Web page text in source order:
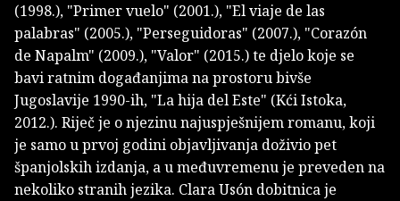
(1998.), "Primer vuelo" (2001.), "El viaje de las
palabras" (2005.), "Perseguidoras" (2007.), "Corazón
de Napalm" (2009.), "Valor" (2015.) te djelo koje se
bavi ratnim događanjima na prostoru bivše
Jugoslavije 1990-ih, "La hija del Este" (Kći Istoka,
2012.). Riječ je o njezinu najuspješnijem romanu, koji
je samo u prvoj godini objavljivanja doživio pet
španjolskih izdanja, a u međuvremenu je preveden na
nekoliko stranih jezika. Clara Usón dobitnica je